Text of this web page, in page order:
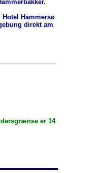
Hammersø
direkt am
er 14